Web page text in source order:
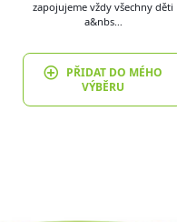
zapojujeme vždy všechny děti
a&nbs…
PŘIDAT DO MÉHO
VÝBĚRU